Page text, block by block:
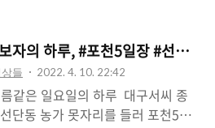
자의 하루, #포천5일장 #선단동
들 2022. 4. 10. 22:42
같은 일요일의 하루 ​ 대구서씨 종
단동 농가 못자리를 들러 포천5일